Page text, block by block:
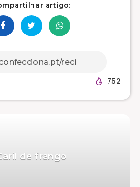
artigo:
752
de frango